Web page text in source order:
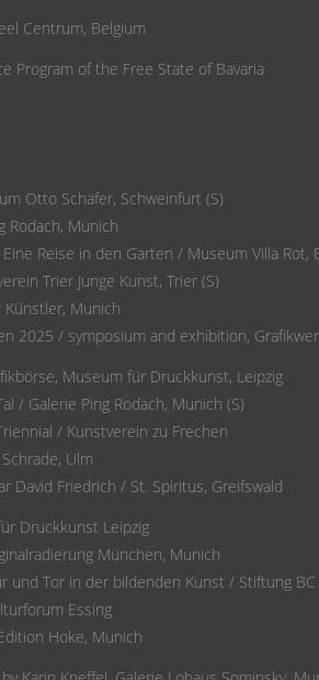
Centrum, Belgium
Program of the Free State of Bavaria
Otto Schäfer, Schweinfurt (S)
Rodach, Munich
Reise in den Garten / Museum Villa Rot,
Trier Junge Kunst, Trier (S)
Munich
2025 / symposium and exhibition,
Museum für Druckkunst, Leipzig
/ Galerie Ping Rodach, Munich (S)
/ Kunstverein zu Frechen
Ulm
David Friedrich / St. Spiritus, Greifswald
Druckkunst Leipzig
München, Munich
und Tor in der bildenden Kunst / Stiftung
Essing
Hoke, Munich